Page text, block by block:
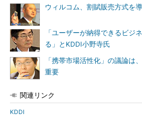
ウィルコム、割賦販売方式を
「ユーザーが納得できるビジ
る」とKDDI小野寺氏
「携帯市場活性化」の議論は
重要
関連リンク
KDDI